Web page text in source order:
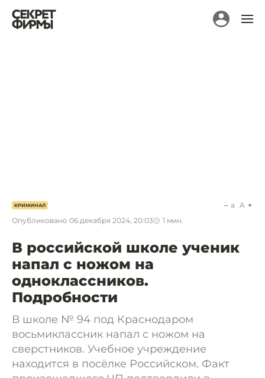
КРИМИНАЛ
Опубликовано 06 декабря 2024, 20:03 1 мин.
a A
В российской школе ученик
напал с ножом на
одноклассников.
Подробности
В школе № 94 под Краснодаром
восьмиклассник напал с ножом на
сверстников. Учебное учреждение
находится в посёлке Российском. Факт